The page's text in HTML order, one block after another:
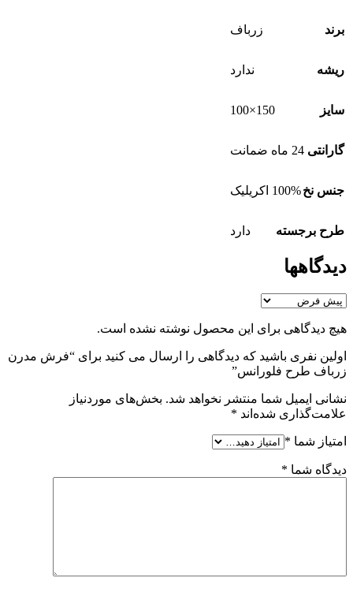
برند زرباف
ریشه ندارد
سایز 150×100
گارانتی 24 ماه ضمانت
جنس نخ100% اکریلیک
طرح برجسته دارد
دیدگاهها
هیچ دیدگاهی برای این محصول نوشته نشده است.
اولین نفری باشید که دیدگاهی را ارسال می کنید برای “فرش مدرن
زرباف طرح فلورانس”
نشانی ایمیل شما منتشر نخواهد شد. بخش‌های موردنیاز
علامت‌گذاری شده‌اند *
امتیاز شما *
دیدگاه شما *